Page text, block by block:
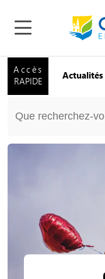
Accès
RAPIDE
Actualités